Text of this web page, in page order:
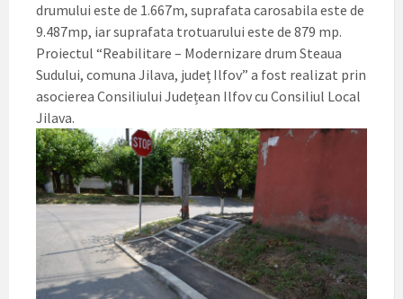
drumului este de 1.667m, suprafata carosabila este de
9.487mp, iar suprafata trotuarului este de 879 mp.
Proiectul “Reabilitare – Modernizare drum Steaua
Sudului, comuna Jilava, județ Ilfov” a fost realizat prin
asocierea Consiliului Județean Ilfov cu Consiliul Local
Jilava.